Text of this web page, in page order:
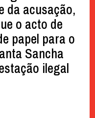
da acusação,
o acto de
papel para o
Sancha
ilegal